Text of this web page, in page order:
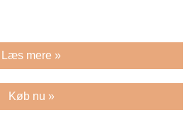
Læs mere »
Køb nu »